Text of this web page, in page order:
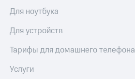
Для ноутбука
Для устройств
Тарифы для домашнего телефона
Услуги